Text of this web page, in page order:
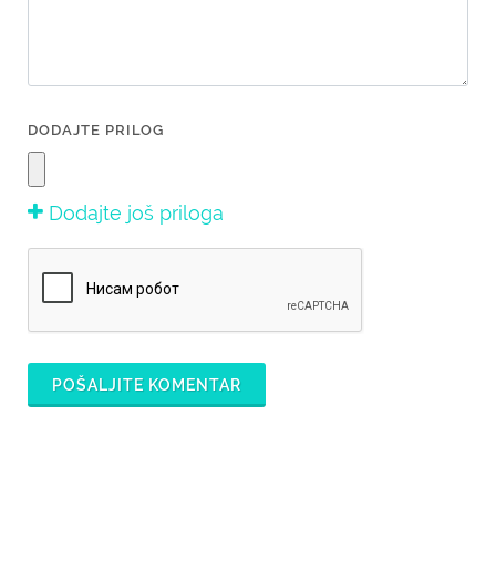
DODAJTE PRILOG
Dodajte još priloga
POŠALJITE KOMENTAR